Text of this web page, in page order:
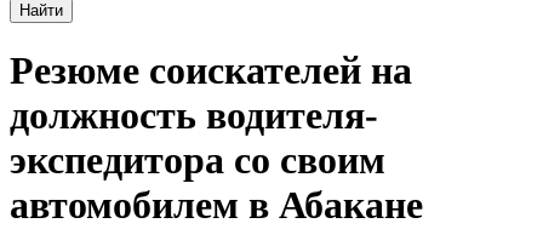
Найти
Резюме соискателей на
должность водителя-
экспедитора со своим
автомобилем в Абакане